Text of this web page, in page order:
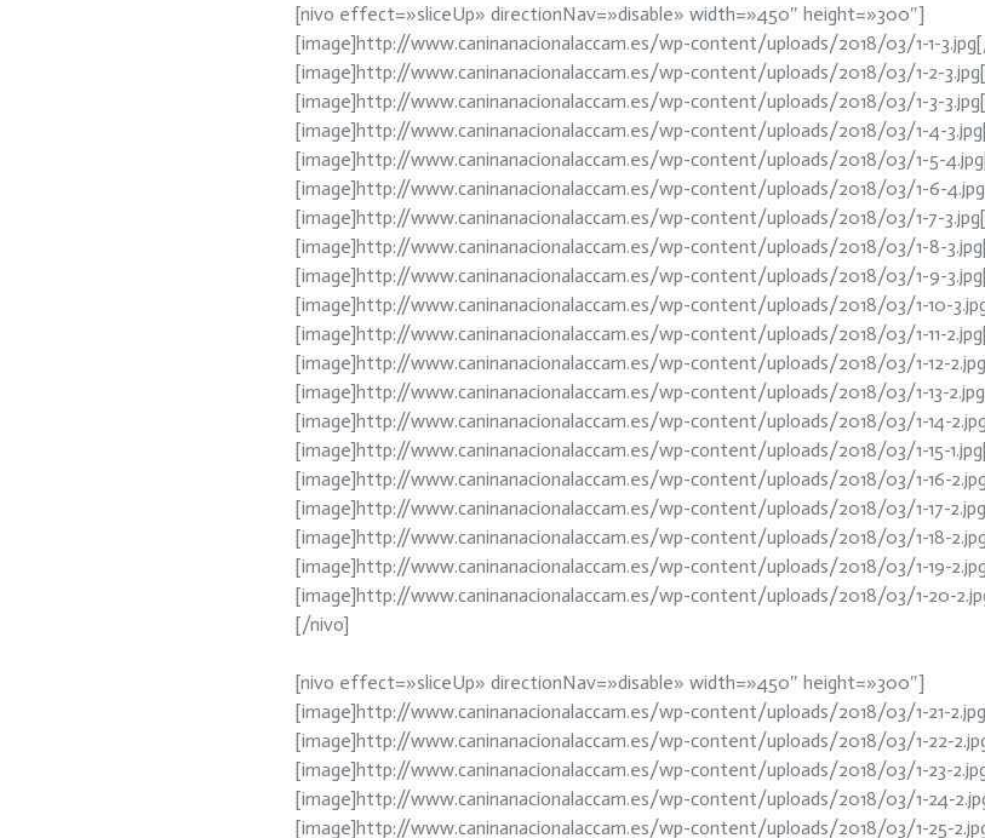
[nivo effect=»sliceUp» directionNav=»disable» width=»450″ height=»300″]
[image]http://www.caninanacionalaccam.es/wp-content/uploads/2018/03/1-1-
[image]http://www.caninanacionalaccam.es/wp-content/uploads/2018/03/1-2-
[image]http://www.caninanacionalaccam.es/wp-content/uploads/2018/03/1-3-
[image]http://www.caninanacionalaccam.es/wp-content/uploads/2018/03/1-4-
[image]http://www.caninanacionalaccam.es/wp-content/uploads/2018/03/1-5-
[image]http://www.caninanacionalaccam.es/wp-content/uploads/2018/03/1-6-
[image]http://www.caninanacionalaccam.es/wp-content/uploads/2018/03/1-7-
[image]http://www.caninanacionalaccam.es/wp-content/uploads/2018/03/1-8-
[image]http://www.caninanacionalaccam.es/wp-content/uploads/2018/03/1-9-
[image]http://www.caninanacionalaccam.es/wp-content/uploads/2018/03/1-10-
[image]http://www.caninanacionalaccam.es/wp-content/uploads/2018/03/1-11-
[image]http://www.caninanacionalaccam.es/wp-content/uploads/2018/03/1-12-
[image]http://www.caninanacionalaccam.es/wp-content/uploads/2018/03/1-13-
[image]http://www.caninanacionalaccam.es/wp-content/uploads/2018/03/1-14-
[image]http://www.caninanacionalaccam.es/wp-content/uploads/2018/03/1-15-
[image]http://www.caninanacionalaccam.es/wp-content/uploads/2018/03/1-16-
[image]http://www.caninanacionalaccam.es/wp-content/uploads/2018/03/1-17-
[image]http://www.caninanacionalaccam.es/wp-content/uploads/2018/03/1-18-
[image]http://www.caninanacionalaccam.es/wp-content/uploads/2018/03/1-19-
[image]http://www.caninanacionalaccam.es/wp-content/uploads/2018/03/1-20-
[/nivo]
[nivo effect=»sliceUp» directionNav=»disable» width=»450″ height=»300″]
[image]http://www.caninanacionalaccam.es/wp-content/uploads/2018/03/1-21-
[image]http://www.caninanacionalaccam.es/wp-content/uploads/2018/03/1-22-
[image]http://www.caninanacionalaccam.es/wp-content/uploads/2018/03/1-23-
[image]http://www.caninanacionalaccam.es/wp-content/uploads/2018/03/1-24-
[image]http://www.caninanacionalaccam.es/wp-content/uploads/2018/03/1-25-